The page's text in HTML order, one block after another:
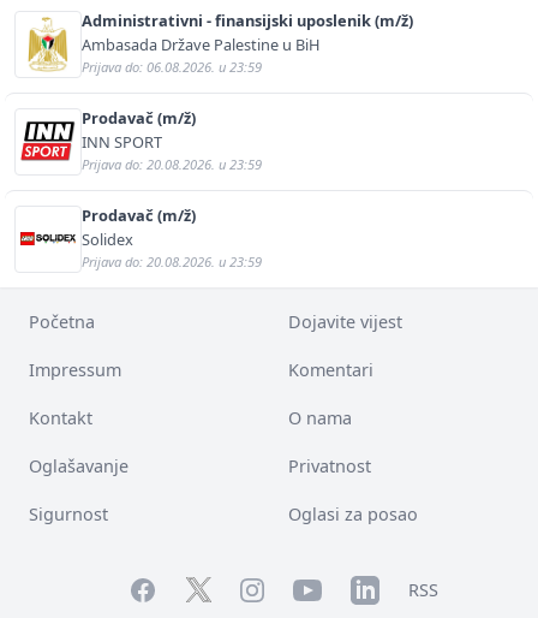
Administrativni - finansijski uposlenik (m/ž)
Ambasada Države Palestine u BiH
Prijava do: 06.08.2026. u 23:59
Prodavač (m/ž)
INN SPORT
Prijava do: 20.08.2026. u 23:59
Prodavač (m/ž)
Solidex
Prijava do: 20.08.2026. u 23:59
Početna Dojavite vijest
Impressum Komentari
Kontakt O nama
Oglašavanje Privatnost
Sigurnost Oglasi za posao
FacebookTwitterInstagramYouTubeLinkedInRSS